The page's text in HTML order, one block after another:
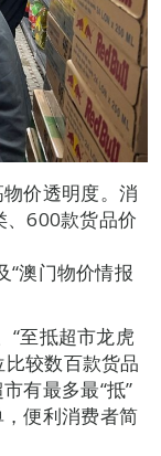
价透明度。消
600款货品价
澳门物价情报
“至抵超市龙虎
比较数百款货品
有最多最“抵”
便利消费者简